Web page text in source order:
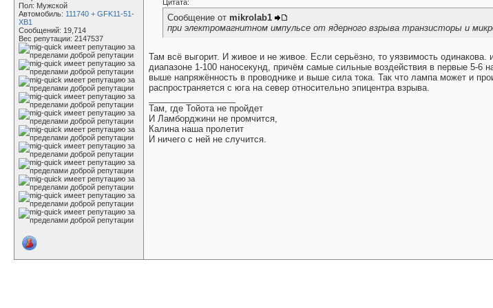
Пол: Мужской
Автомобиль: 111740 + GFK11-51-
XB1
Сообщений: 19,714
Вес репутации: 2147537
Цитата:
Сообщение от mikrolab1
при электромагнитном импульсе от ядерного взрыва транзисторы и
Там всё выгорит. И живое и не живое. Если серьёзно, то уязвимость
диапазоне 1-100 наносекунд, причём самые сильные воздействия в первые 5-6
выше напряжённость в проводнике и выше сила тока. Так что лампа может и
распространяется с юга на север относительно эпицентра взрыва.
Там, где Тойота не пройдет
И Ламборджини не промчится,
Калина наша пролетит
И ничего с ней не случится.